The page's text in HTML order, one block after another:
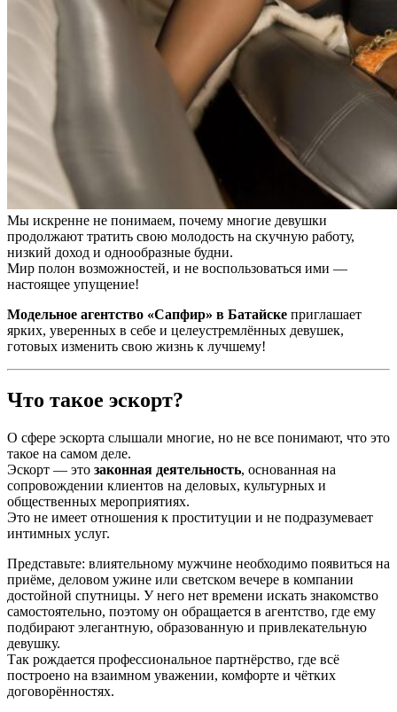
Мы искренне не понимаем, почему многие девушки
продолжают тратить свою молодость на скучную работу,
низкий доход и однообразные будни.
Мир полон возможностей, и не воспользоваться ими —
настоящее упущение!
Модельное агентство «Сапфир» в Батайске приглашает
ярких, уверенных в себе и целеустремлённых девушек,
готовых изменить свою жизнь к лучшему!
Что такое эскорт?
О сфере эскорта слышали многие, но не все понимают, что это
такое на самом деле.
Эскорт — это законная деятельность, основанная на
сопровождении клиентов на деловых, культурных и
общественных мероприятиях.
Это не имеет отношения к проституции и не подразумевает
интимных услуг.
Представьте: влиятельному мужчине необходимо появиться на
приёме, деловом ужине или светском вечере в компании
достойной спутницы. У него нет времени искать знакомство
самостоятельно, поэтому он обращается в агентство, где ему
подбирают элегантную, образованную и привлекательную
девушку.
Так рождается профессиональное партнёрство, где всё
построено на взаимном уважении, комфорте и чётких
договорённостях.